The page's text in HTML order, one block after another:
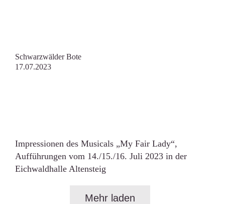
Schwarzwälder Bote
17.07.2023
Impressionen des Musicals „My Fair Lady“,
Aufführungen vom 14./15./16. Juli 2023 in der
Eichwaldhalle Altensteig
Mehr laden